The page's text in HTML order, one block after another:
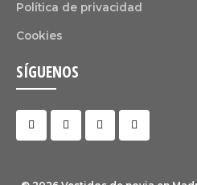
Política de privacidad
Cookies
SÍGUENOS